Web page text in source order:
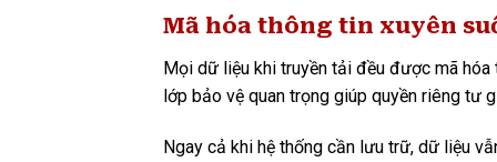
Mã hóa thông tin xuyên
Mọi dữ liệu khi truyền tải đều được mã
lớp bảo vệ quan trọng giúp quyền riêng tư
Ngay cả khi hệ thống cần lưu trữ, dữ liệu